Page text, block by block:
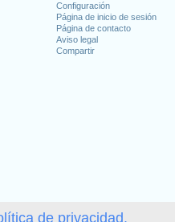
de privacidad.
Configuración
Página de inicio de sesión
Página de contacto
Aviso legal
Compartir